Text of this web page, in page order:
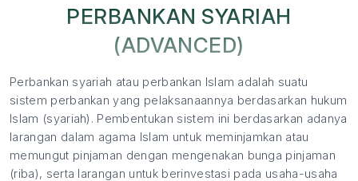
PERBANKAN SYARIAH
(ADVANCED)
Perbankan syariah atau perbankan Islam adalah suatu
sistem perbankan yang pelaksanaannya berdasarkan hukum
Islam (syariah). Pembentukan sistem ini berdasarkan adanya
larangan dalam agama Islam untuk meminjamkan atau
memungut pinjaman dengan mengenakan bunga pinjaman
(riba), serta larangan untuk berinvestasi pada usaha-usaha